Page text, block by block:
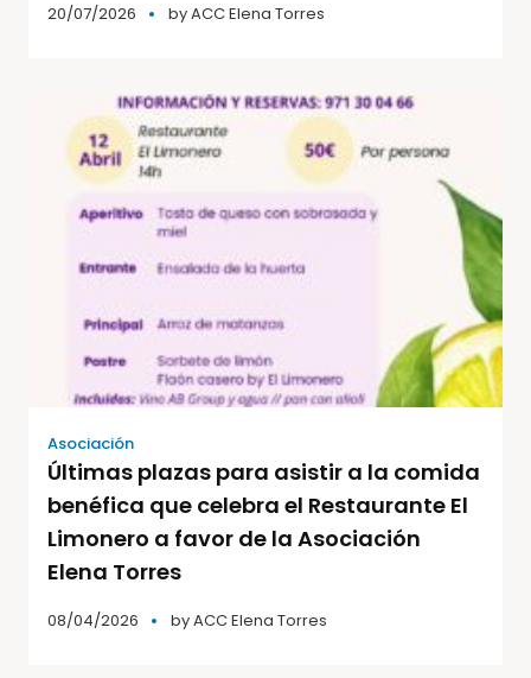
20/07/2026 byACC Elena Torres
Asociación
Últimas plazas para asistir a la comida
benéfica que celebra el Restaurante El
Limonero a favor de la Asociación
Elena Torres
08/04/2026 byACC Elena Torres